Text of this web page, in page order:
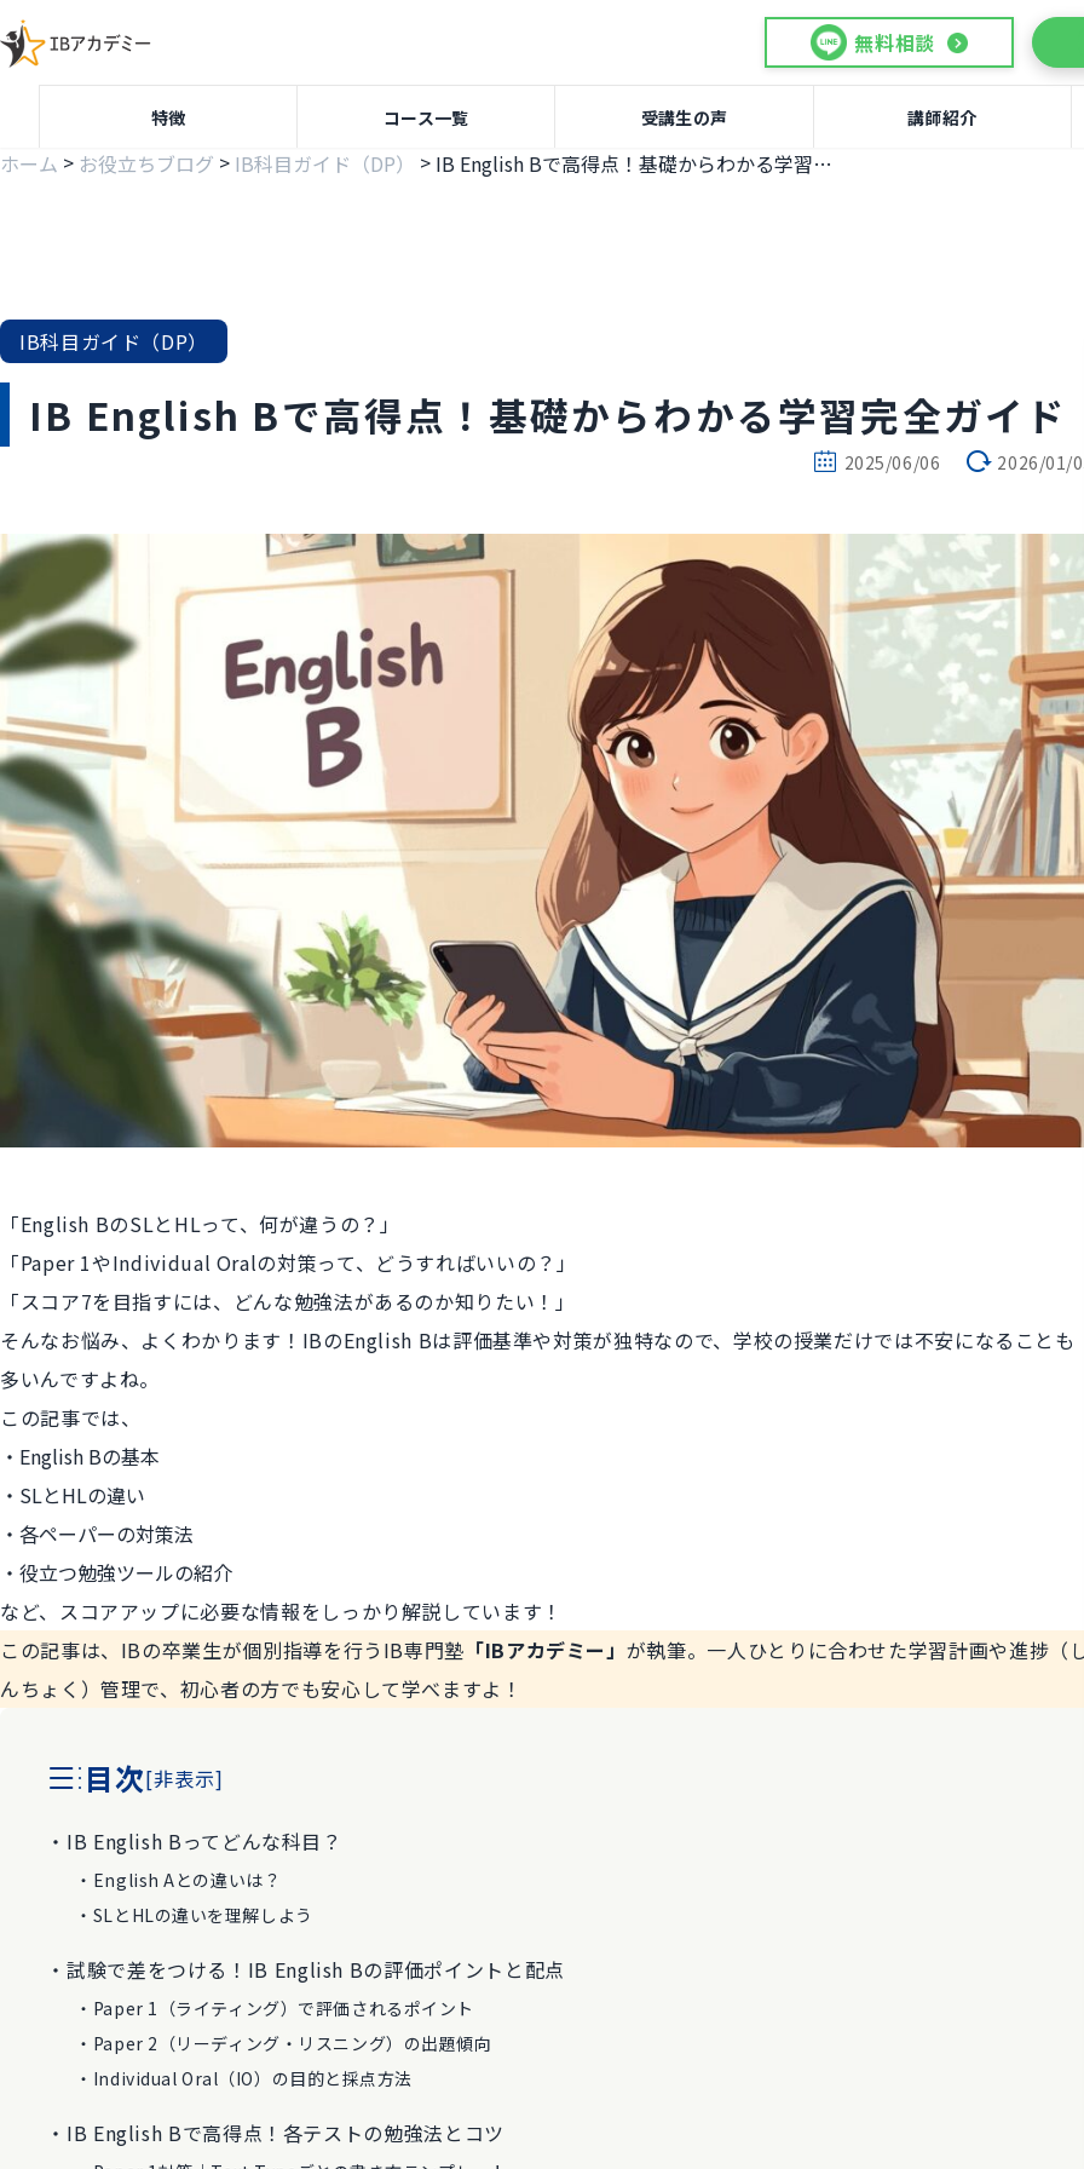
無料相談
特徴 コース一覧 受講生の声 講師紹介
ホーム > お役立ちブログ > IB科目ガイド（DP） > IB English Bで高得点！基礎からわかる学習完全ガイド
IB科目ガイド（DP）
IB English Bで高得点！基礎からわかる学習完全ガイド
2025/06/06 2026/01/
「English BのSLとHLって、何が違うの？」
「Paper 1やIndividual Oralの対策って、どうすればいいの？」
「スコア7を目指すには、どんな勉強法があるのか知りたい！」
そんなお悩み、よくわかります！IBのEnglish Bは評価基準や対策が独特なので、学校の授業だけでは不安になることも
多いんですよね。
この記事では、
English Bの基本
SLとHLの違い
各ペーパーの対策法
役立つ勉強ツールの紹介
など、スコアアップに必要な情報をしっかり解説しています！
この記事は、IBの卒業生が個別指導を行うIB専門塾 「IBアカデミー」 が執筆。一人ひとりに合わせた学習計画や進捗（
んちょく）管理で、初心者の方でも安心して学べますよ！
目次[非表示]
IB English Bってどんな科目？
English Aとの違いは？
SLとHLの違いを理解しよう
試験で差をつける！IB English Bの評価ポイントと配点
Paper 1（ライティング）で評価されるポイント
Paper 2（リーディング・リスニング）の出題傾向
Individual Oral（IO）の目的と採点方法
IB English Bで高得点！各テストの勉強法とコツ